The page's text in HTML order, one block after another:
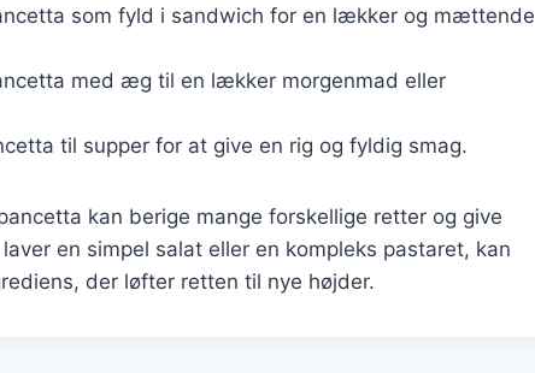
som fyld i sandwich for en lækker og mættende
med æg til en lækker morgenmad eller
til supper for at give en rig og fyldig smag.
kan berige mange forskellige retter og give
en simpel salat eller en kompleks pastaret, kan
der løfter retten til nye højder.